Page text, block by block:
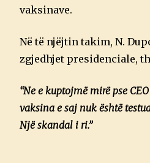
vaksinave.
Në të njëjtin takim, N.
zgjedhjet presidenciale,
“Ne e kuptojmë mirë pse
vaksina e saj nuk është
Një skandal i ri.”